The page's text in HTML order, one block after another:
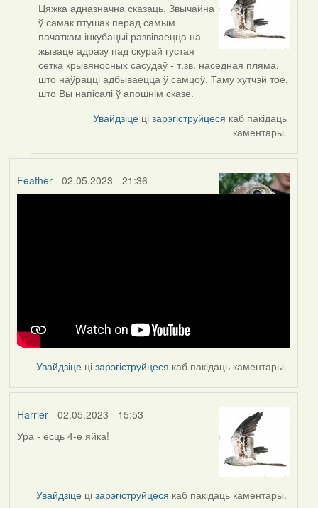
In
reply
to
by
ZNR
Цяжка адназначна сказаць. Звычайна
ў самак птушак перад самым
пачаткам інкубацыі развіваецца на
жываце адразу пад скурай густая
сетка крывяносных сасудаў - т.зв. наседная пляма,
што наўрацці адбываецца ў самцоў. Таму хутчэй тое,
што Вы напісалі ў апошнім сказе.
Увайдзіце цізарэгіструйцеся каб пакідаць
каментары.
Feather- 02.05.2023 - 21:36
Увайдзіце цізарэгіструйцеся каб пакідаць каментары.
Harrier- 02.05.2023 - 15:53
Ура - ёсць 4-е яйка!
Увайдзіце цізарэгіструйцеся каб пакідаць каментары.